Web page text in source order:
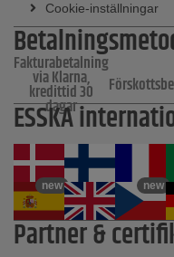
Cookie-inställningar
Fakturabetalning
via Klarna,
kredittid 30
dagar
ESSKA
new new
Partner &